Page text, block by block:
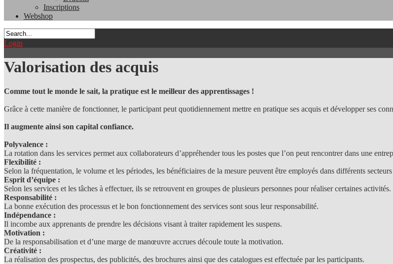
Inscriptions
Webshop
Login
Valorisation des acquis
Comme tout le monde le sait, la pratique est le meilleur des apprentissages !
Grâce à cette manière de fonctionner, le participant peut quotidiennement mettre en pratique ses acquis et développer ses
Il augmente ainsi son capital confiance.
Polyvalence :
La rotation dans les services permet aux collaborateurs d’appréhender tous les postes que l’on peut rencontrer dans une
Flexibilité :
Selon la fréquentation, le volume et les périodes, les bénéficiaires de la mesure peuvent être employés dans différents
Esprit d’équipe :
Selon les services et les tâches à effectuer, ils se retrouvent en groupes de plusieurs personnes pour réaliser certaines activités.
Responsabilité :
La bonne exécution des processus et le bon fonctionnement des services sont sous leur responsabilité.
Indépendance :
Il incombe aux apprenants de prendre les décisions visant à traiter rapidement les suspens.
Motivation :
De la responsabilisation et d’une marge de manœuvre accrues découle toute la motivation.
Créativité :
La réalisation des prospectus, des publicités, des brochures ainsi que des catalogues est effectuée par les participants.